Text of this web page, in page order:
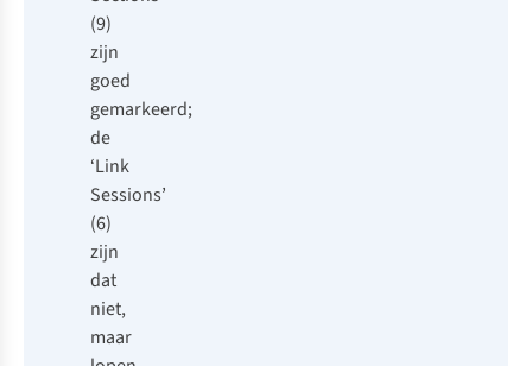
(9)
zijn
goed
gemarkeerd;
de
‘Link
Sessions’
(6)
zijn
dat
niet,
maar